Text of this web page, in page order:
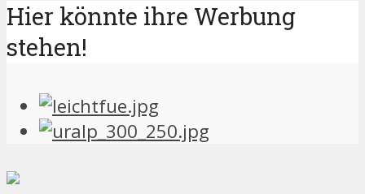
Hier könnte ihre Werbung
stehen!